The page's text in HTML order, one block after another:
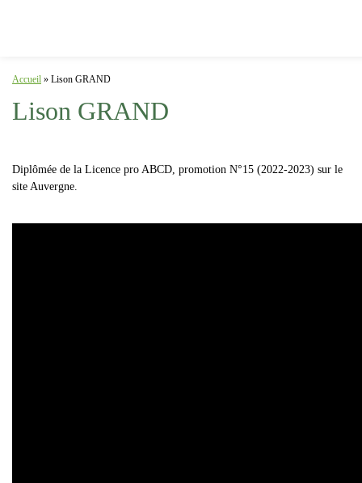
Accueil » Lison GRAND
Lison GRAND
Diplômée de la Licence pro ABCD, promotion N°15 (2022-2023) sur le
site Auvergne.